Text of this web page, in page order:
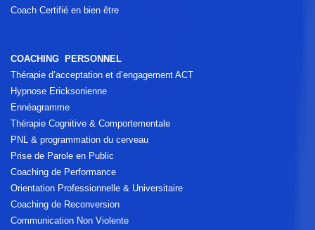
Coach Certifié en bien être
COACHING PERSONNEL
Thérapie d’acceptation et d’engagement ACT
Hypnose Ericksonienne
Ennéagramme
Thérapie Cognitive & Comportementale
PNL & programmation du cerveau
Prise de Parole en Public
Coaching de Performance
Orientation Professionnelle & Universitaire
Coaching de Reconversion
Communication Non Violente